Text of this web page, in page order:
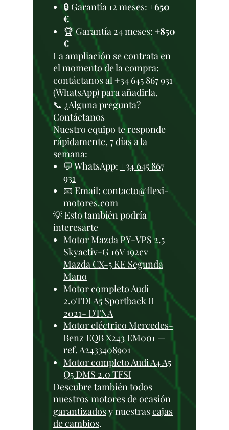
🔒 Garantía 12 meses: +650
€
🏆 Garantía 24 meses: +850
€
La ampliación se contrata en
el momento de la compra:
contáctanos al +34 645 867 931
(WhatsApp) para añadirla.
📞 ¿Alguna pregunta?
Contáctanos
Nuestro equipo te responde
rápidamente, 7 días a la
semana:
💬 WhatsApp: +34 645 867
931
📧 Email: contacto@flexi-
motores.com
💡 Esto también podría
interesarte
Motor Mazda PY-VPS 2.5
Skyactiv-G 16V 192cv
Mazda CX-5 KE Segunda
Mano
Motor completo Audi
2.0TDI A5 Sportback II
2021- DTNA
Motor eléctrico Mercedes-
Benz EQB X243 EM001 —
ref. A2433408901
Motor completo Audi A4 A5
Q5 DMS 2.0 TFSI
Descubre también todos
nuestrosmotores de ocasión
garantizadosy nuestrascajas
de cambios.